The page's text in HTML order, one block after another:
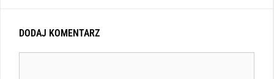
DODAJ KOMENTARZ